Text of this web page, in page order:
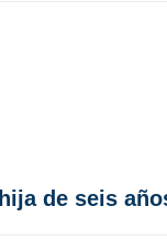
de seis